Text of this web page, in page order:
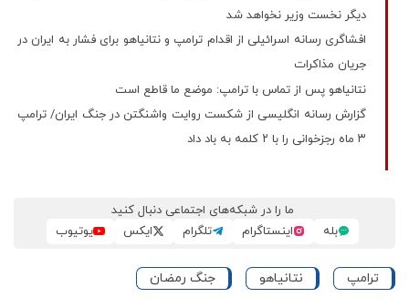
دیگر نخست وزیر نخواهد شد
افشاگری رسانه اسرائیلی از اقدام ترامپ و نتانیاهو برای فشار به ایران در
جریان مذاکرات
نتانیاهو پس از تماس با ترامپ: موضع ما قاطع است
گزارش رسانه انگلیسی از شکست روایت واشنگتن در جنگ ایران/ ترامپ
۳ ماه رجزخوانی را با ۲ کلمه به باد داد
ما را در شبکه‌های اجتماعی دنبال کنید
بله
اینستاگرام تلگرام ایکس یوتیوب
ترامپ نتانیاهو جنگ رمضان